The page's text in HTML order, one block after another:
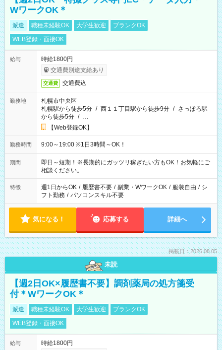
WワークOK＊
派遣 職種未経験OK 大学生歓迎
ブランクOK
WEB登録・面接OK
給与
時給1800円
交通費別途支給あり
交通費 交通費込
勤務地
札幌市中央区
札幌駅から徒歩5分 / 西１１丁目駅から徒歩9分 / さっぽろ駅
から徒歩5分 / …
【Web登録OK】
勤務時間 9:00～19:00 ※1日3時間～OK！
期間
即日～短期！※長期的にガッツリ稼ぎたい方もOK！お気軽にご
相談ください。
特徴 週1日からOK / 履歴書不要 / 副業・WワークOK / 服装自由 / シ
フト勤務 / パソコンスキル不要
気になる！ 応募する 詳細へ
掲載日：2026.08.05
未読
【週2日OK×履歴書不要】調剤薬局の処方箋受
付＊WワークOK＊
派遣 職種未経験OK 大学生歓迎
ブランクOK
WEB登録・面接OK
給与
時給1800円